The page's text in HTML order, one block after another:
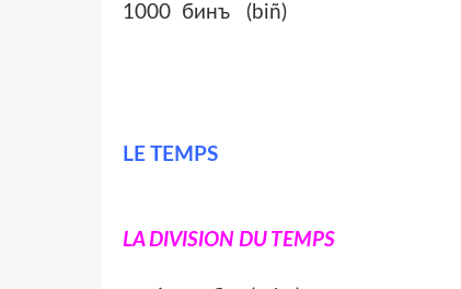
1000 бинъ (biñ)
LE TEMPS
LA DIVISION DU TEMPS